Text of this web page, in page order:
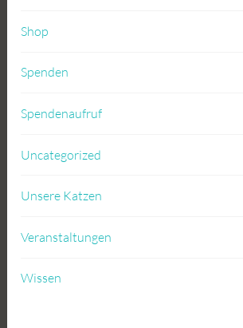
Shop
Spenden
Spendenaufruf
Uncategorized
Unsere Katzen
Veranstaltungen
Wissen